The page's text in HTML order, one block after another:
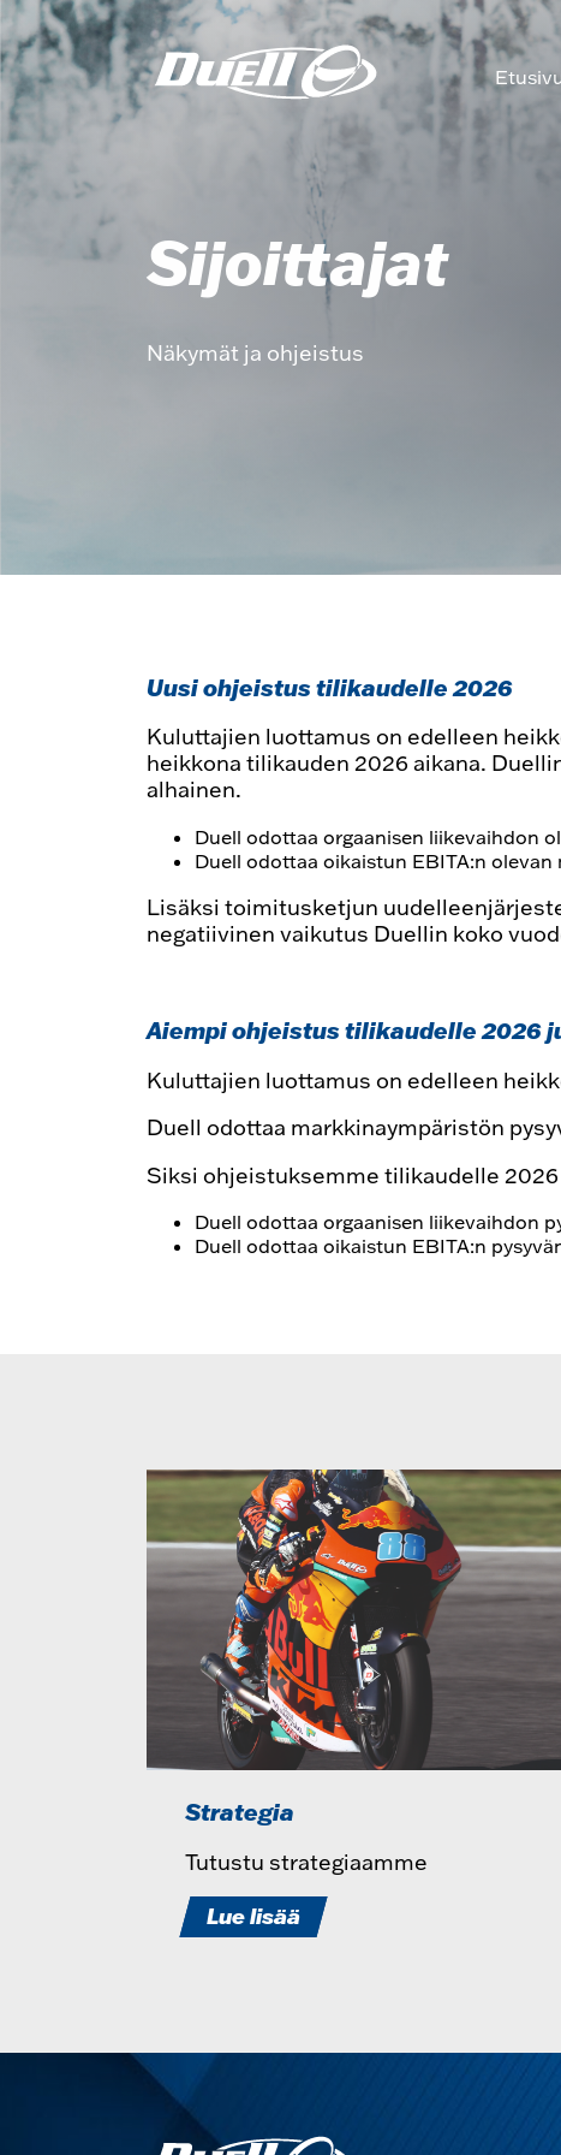
Sijoittajat
Näkymät ja ohjeistus
Uusi ohjeistus tilikaudelle 2026
Kuluttajien luottamus on edelleen
heikkona tilikauden 2026 aikana.
alhainen.
Duell odottaa orgaanisen liikevaihdon
Duell odottaa oikaistun EBITA:n olevan
Lisäksi toimitusketjun
negatiivinen vaikutus Duellin koko
Aiempi ohjeistus tilikaudelle 2026
Kuluttajien luottamus on edelleen
Duell odottaa markkinaympäristön
Siksi ohjeistuksemme tilikaudelle 2026
Duell odottaa orgaanisen liikevaihdon
Duell odottaa oikaistun EBITA:n
Strategia
Tutustu strategiaamme
Lue lisää